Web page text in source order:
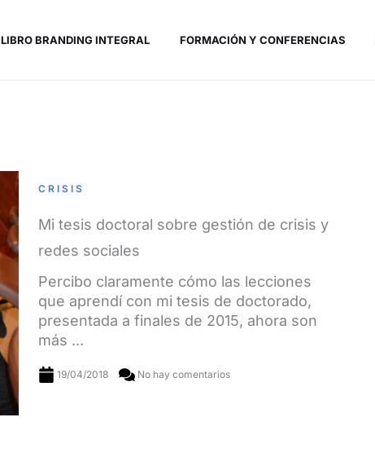
LIBRO BRANDING INTEGRAL FORMACIÓN Y CONFERENCIAS
CRISIS
Mi tesis doctoral sobre gestión de crisis y
redes sociales
Percibo claramente cómo las lecciones
que aprendí con mi tesis de doctorado,
presentada a finales de 2015, ahora son
más ...
19/04/2018 No hay comentarios